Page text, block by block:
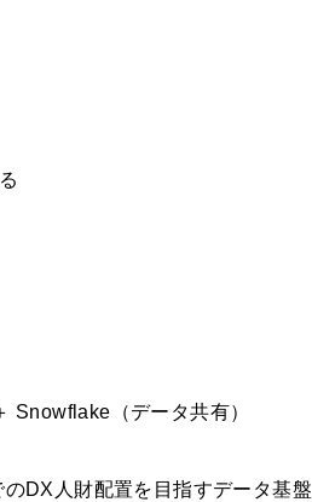
Snowflake（データ共有）
DX人財配置を目指すデータ基盤